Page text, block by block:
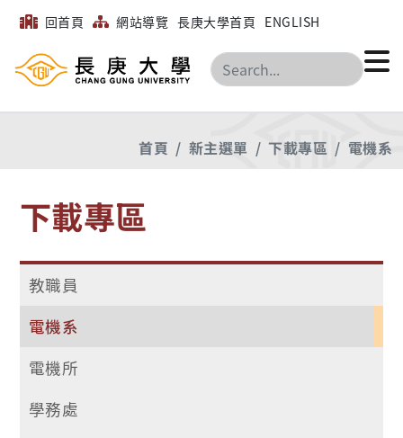
回首頁 網站導覽 長庚大學首頁 ENGLISH
搜尋
首頁 新主選單 下載專區 電機系
下載專區
教職員
電機系
電機所
學務處